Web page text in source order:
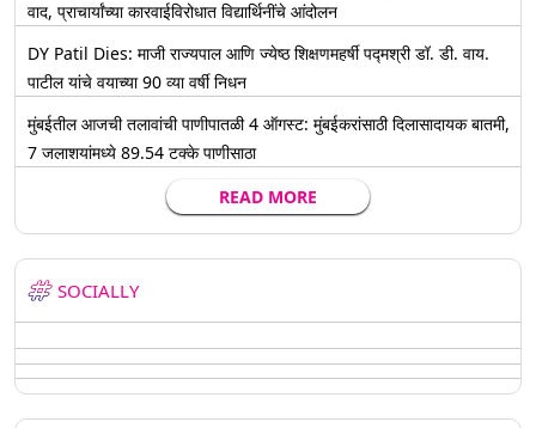
वाद, प्राचार्यांच्या कारवाईविरोधात विद्यार्थिनींचे आंदोलन
DY Patil Dies: माजी राज्यपाल आणि ज्येष्ठ शिक्षणमहर्षी पद्मश्री डॉ. डी. वाय.
पाटील यांचे वयाच्या 90 व्या वर्षी निधन
मुंबईतील आजची तलावांची पाणीपातळी 4 ऑगस्ट: मुंबईकरांसाठी दिलासादायक बातमी,
7 जलाशयांमध्ये 89.54 टक्के पाणीसाठा
READ MORE
SOCIALLY